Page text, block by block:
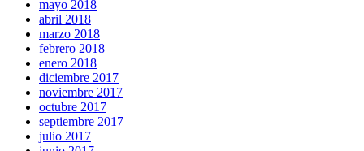
mayo 2018
abril 2018
marzo 2018
febrero 2018
enero 2018
diciembre 2017
noviembre 2017
octubre 2017
septiembre 2017
julio 2017